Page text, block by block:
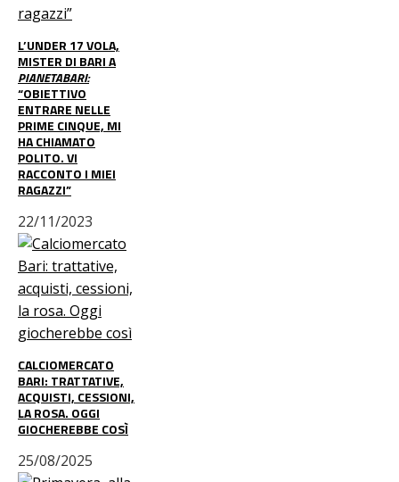
L’UNDER 17 VOLA,
MISTER DI BARI A
PIANETABARI:
“OBIETTIVO
ENTRARE NELLE
PRIME CINQUE, MI
HA CHIAMATO
POLITO. VI
RACCONTO I MIEI
RAGAZZI”
22/11/2023
CALCIOMERCATO
BARI: TRATTATIVE,
ACQUISTI, CESSIONI,
LA ROSA. OGGI
GIOCHEREBBE COSÌ
25/08/2025